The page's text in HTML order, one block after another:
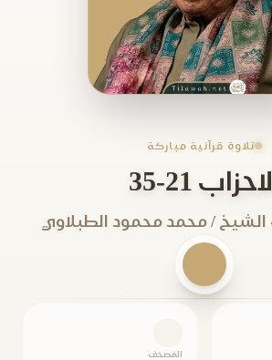
تلاوة قرآنية مباركة
21-35
/ محمد محمود الطبلاوي
المصحف